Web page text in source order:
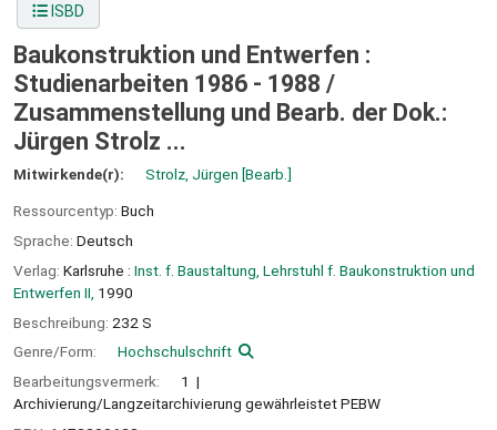
ISBD
Baukonstruktion und Entwerfen :
Studienarbeiten 1986 - 1988 /
Zusammenstellung und Bearb. der Dok.:
Jürgen Strolz ...
Mitwirkende(r): Strolz, Jürgen [Bearb.]
Ressourcentyp: Buch
Sprache: Deutsch
Verlag: Karlsruhe : Inst. f. Baustaltung, Lehrstuhl f. Baukonstruktion und
Entwerfen II, 1990
Beschreibung: 232 S
Genre/Form:
Hochschulschrift
Bearbeitungsvermerk:
1
Archivierung/Langzeitarchivierung gewährleistet PEBW